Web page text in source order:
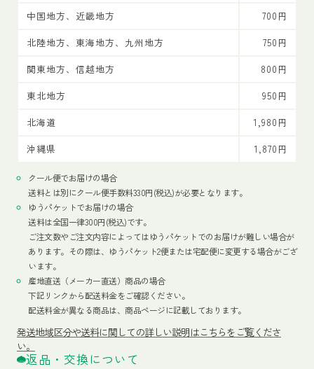
中国地方、近畿地方
700円
北陸地方、東海地方、九州地方
750円
関東地方、信越地方
800円
東北地方
950円
北海道
1,980円
沖縄県
1,870円
クール便でお届けの場合
送料とは別にクール便手数料330円(税込)が必要となります。
ゆうパケットでお届けの場合
送料は全国一律300円(税込)です。
ご注文数やご注文内容によってはゆうパケットでのお届けが難しい場合が
あります。その際は、ゆうパケット2便または宅配便に変更する場合がござ
います。
産地直送（メーカー直送）商品の場合
下記リンクから配送料金をご確認ください。
配送料金が異なる商品は、商品ページに記載しております。
発送地域区分や送料に関しての詳しい説明はこちらをご覧くださ
い。
返品・交換について